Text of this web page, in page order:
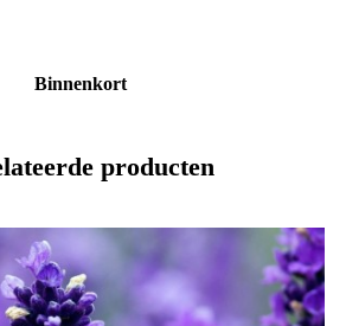
Binnenkort
producten